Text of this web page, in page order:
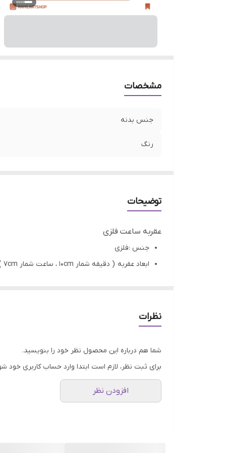
مشخصات
جنس بدنه
رنگ
توضیحات
عقربه ساعت فلزی
جنس :فلزی
ابعاد عقربه ( دقیقه شمار 10cm ، ساعت شمار 7cm )
عکس تمامی محصولات بدون افکت و کار فتوشاپ
ارسال به سراسر کشور با پست پیشتاز
پس از دریافت سفارش خود با گرفتن عکس و فیلم
نظرات
شما هم درباره این محصول نظر خود را بنویسید.
برای ثبت نظر، لازم است ابتدا وارد حساب کاربری خود
افزودن نظر